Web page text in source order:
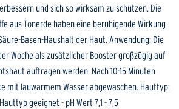
und sich so wirksam zu schützen. Die
aus Tonerde haben eine beruhigende Wirkung
Basen-Haushalt der Haut. Anwendung: Die
Woche als zusätzlicher Booster großzügig auf
auftragen werden. Nach 10-15 Minuten
mit lauwarmem Wasser abgewaschen. Hauttyp:
geeignet - pH Wert 7,1 - 7,5